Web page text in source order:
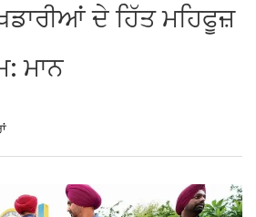
ਦੇ ਹਿੱਤ ਮਹਿਫੂਜ਼
ਮਾਨ